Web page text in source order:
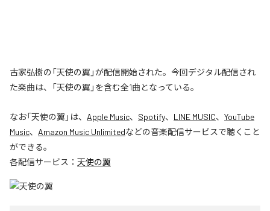
古家弘樹の「天使の翼」が配信開始された。今回デジタル配信され
た楽曲は、「天使の翼」を含む全1曲となっている。
なお「天使の翼 」は、 Apple Music、 Spotify、 LINE MUSIC、 YouTube
Music、 Amazon Music Unlimitedなどの音楽配信サービスで聴くこと
ができる。
各配信サービス： 天使の翼